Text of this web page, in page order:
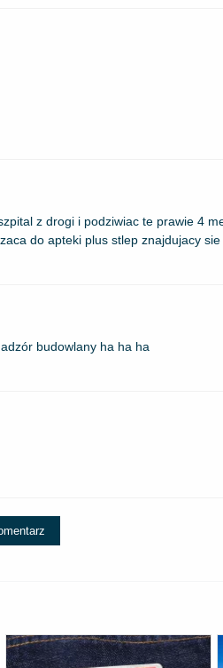
z drogi i podziwiac te prawie 4
do apteki plus stlep znajdujacy
budowlany ha ha ha